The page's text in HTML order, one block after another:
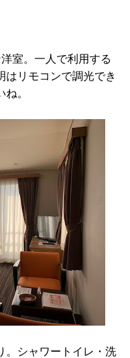
室。一人で利用する
はリモコンで調光でき
。
。シャワートイレ・洗